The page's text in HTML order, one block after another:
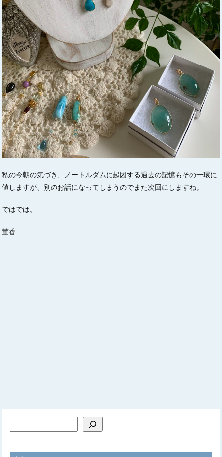
私の今朝の気づき、ノートルダムに起因する過去の記憶もその一環に
値しますが、別のお話になってしまうのでまた次回にしますね。
ではでは。
菫香